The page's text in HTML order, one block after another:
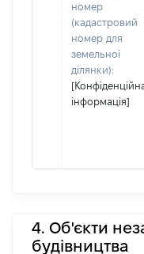
номер
(кадастровий
номер для
земельної
ділянки):
інформація]
4. Об'єкти
будівництва